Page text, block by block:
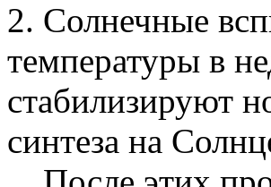
2. Солнечные
температуры в
стабилизируют
синтеза на